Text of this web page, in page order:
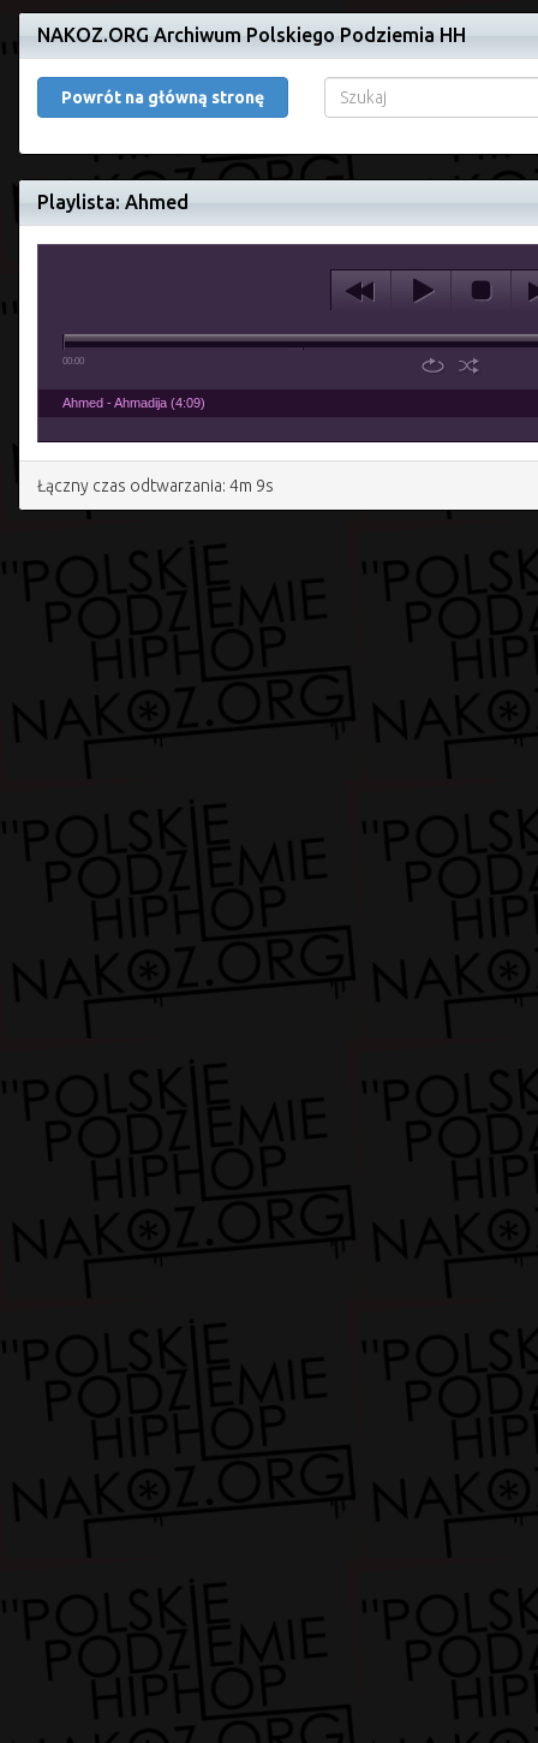
NAKOZ.ORG Archiwum Polskiego Podziemia HH
Powrót na główną stronę
Playlista: Ahmed
00:00
Ahmed - Ahmadija (4:09)
Łączny czas odtwarzania: 4m 9s